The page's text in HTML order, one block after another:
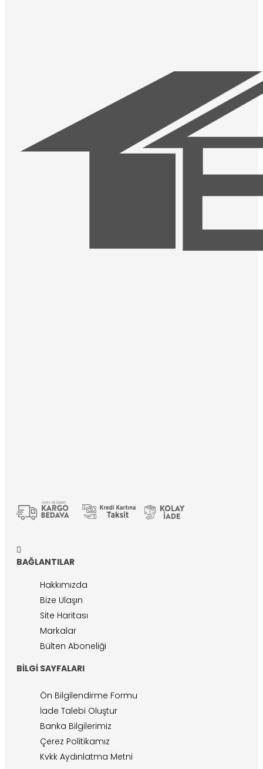
BAĞLANTILAR
Hakkımızda
Bize Ulaşın
Site Haritası
Markalar
Bülten Aboneliği
BILGI SAYFALARI
Ön Bilgilendirme Formu
İade Talebi Oluştur
Banka Bilgilerimiz
Çerez Politikamız
Kvkk Aydınlatma Metni